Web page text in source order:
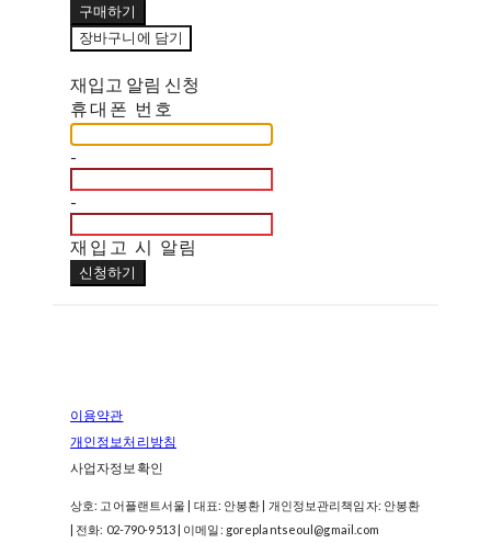
구매하기
장바구니에 담기
재입고 알림 신청
휴대폰 번호
-
-
재입고 시 알림
신청하기
이용약관
개인정보처리방침
사업자정보확인
상호: 고어플랜트서울 | 대표: 안봉환 | 개인정보관리책임자: 안봉환
| 전화: 02-790-9513 | 이메일: goreplantseoul@gmail.com